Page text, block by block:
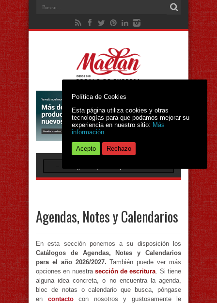
Agendas, Notes y Calendarios
En esta sección ponemos a su disposición los
Catálogos de Agendas, Notes y Calendarios
para el año 2026/2027.También puede ver más
opciones en nuestra sección de escritura . Si tiene
alguna idea concreta, o no encuentra la agenda,
bloc de notas o calendario que busca, póngase
en contactocon nosotros y gustosamente le
Política de Cookies
Esta página utiliza cookies y otras
tecnologías para que podamos mejorar su
experiencia en nuestro sitio: Más
información.
Acepto Rechazo